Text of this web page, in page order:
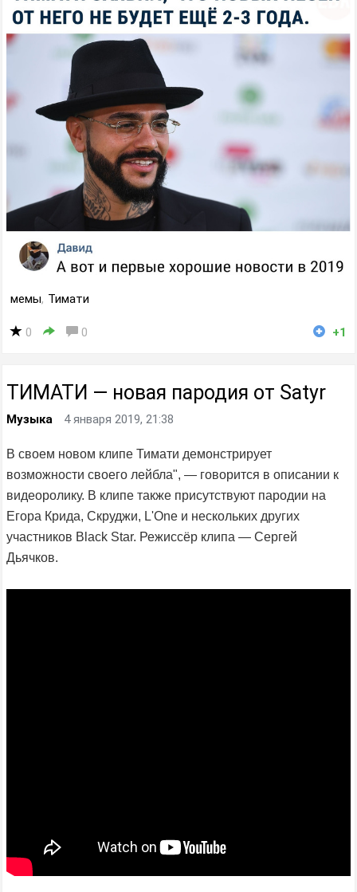
мемы, Тимати
0 0 +1
ТИМАТИ — новая пародия от Satyr
Музыка 4 января 2019, 21:38
В своем новом клипе Тимати демонстрирует
возможности своего лейбла", — говорится в описании к
видеоролику. В клипе также присутствуют пародии на
Егора Крида, Скруджи, L'One и нескольких других
участников Black Star. Режиссёр клипа — Сергей
Дьячков.